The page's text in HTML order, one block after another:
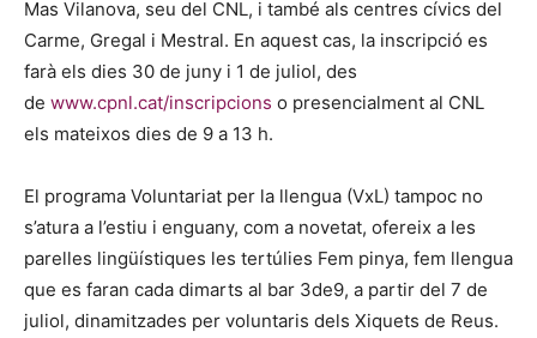
Mas Vilanova, seu del CNL, i també als centres cívics del
Carme, Gregal i Mestral. En aquest cas, la inscripció es
farà els dies 30 de juny i 1 de juliol, des
de www.cpnl.cat/inscripcions o presencialment al CNL
els mateixos dies de 9 a 13 h.
El programa Voluntariat per la llengua (VxL) tampoc no
s’atura a l’estiu i enguany, com a novetat, ofereix a les
parelles lingüístiques les tertúlies Fem pinya, fem llengua
que es faran cada dimarts al bar 3de9, a partir del 7 de
juliol, dinamitzades per voluntaris dels Xiquets de Reus.